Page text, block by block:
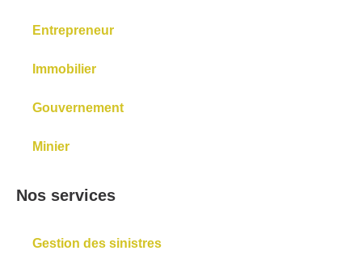
Entrepreneur
Immobilier
Gouvernement
Minier
Nos services
Gestion des sinistres